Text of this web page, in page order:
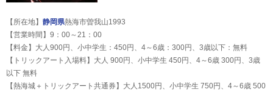
【所在地】 静岡県熱海市曽我山1993
【営業時間】9：00～21：00
【料金】大人900円、小中学生：450円、4～6歳：300円、3歳以下：無料
【トリックアート入場料】大人 900円、小中学生 450円、4～6歳 300円、3歳
以下 無料
【熱海城＋トリックアート共通券】大人1500円、小中学生 750円、4～6歳 500